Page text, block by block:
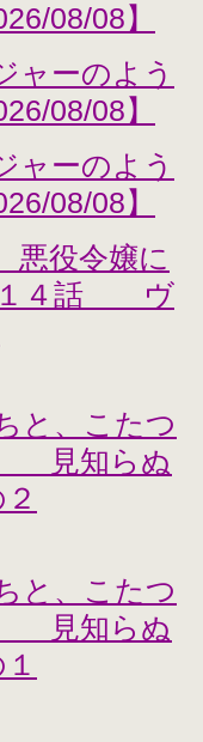
08/08】
ャーのよう
08/08】
ャーのよう
08/08】
悪役令嬢に
１４話 ヴ
と、こたつ
見知らぬ
と、こたつ
見知らぬ